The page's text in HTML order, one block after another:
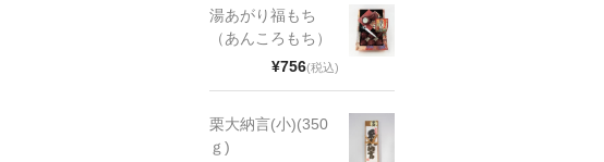
湯あがり福もち
（あんころもち）
¥756(税込)
栗大納言(小)(350
ｇ)